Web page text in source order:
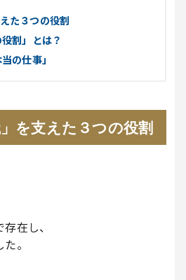
た３つの役割
割」とは？
の仕事」
を支えた３つの役割
在し、
。